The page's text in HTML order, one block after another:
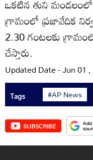
ఒకటిన తుని
గ్రామంలో ప్రజావేదిక
2.30 గంటలకు
చేస్తారు.
Updated Date - Jun 01
Tags #AP News
SUBSCRIBE